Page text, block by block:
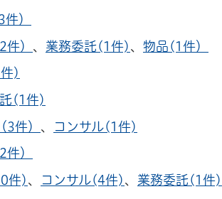
）
件） 、 業務委託(1件) 、 物品(1件）
)
(1件)
3件） コンサル(1件)
件）
件) 、 コンサル(4件) 、 業務委託(1件)